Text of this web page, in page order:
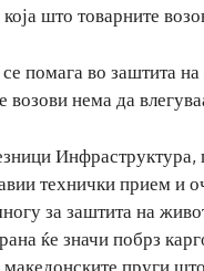
што товарните
помага во заштита
нема да
технички прием и
за заштита на
ќе значи побрз
пруги